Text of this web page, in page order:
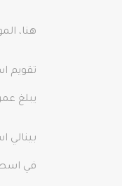
هنا،
تقويم
يبلغ
بينالي
في